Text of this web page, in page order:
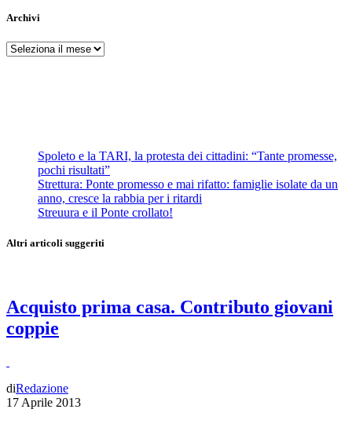
Archivi
Archivi
Spoleto e la TARI, la protesta dei cittadini: “Tante promesse,
pochi risultati”
Strettura: Ponte promesso e mai rifatto: famiglie isolate da un
anno, cresce la rabbia per i ritardi
Streuura e il Ponte crollato!
Altri articoli suggeriti
Acquisto prima casa. Contributo giovani
coppie
diRedazione
17 Aprile 2013